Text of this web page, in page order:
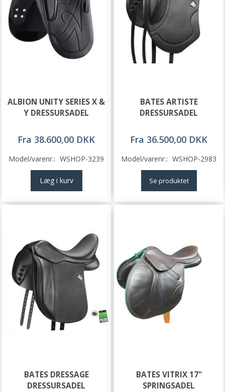
ALBION UNITY SERIES X &
Y DRESSURSADEL
Fra 38.600,00 DKK
Model/varenr.: WSHOP-3239
Læg i kurv
BATES ARTISTE
DRESSURSADEL
Fra 36.500,00 DKK
Model/varenr.: WSHOP-2983
Se produktet
BATES DRESSAGE
DRESSURSADEL
BATES VITRIX 17"
SPRINGSADEL